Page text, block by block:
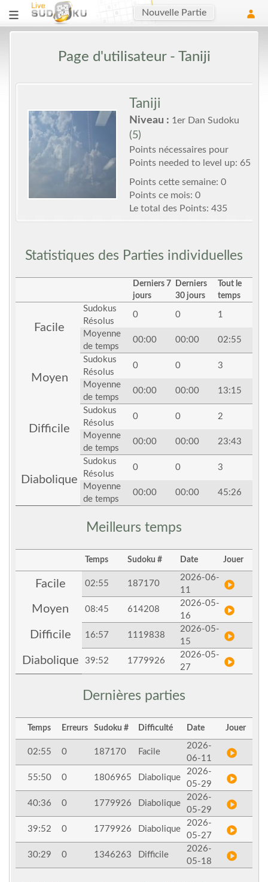
Nouvelle Partie
Page d'utilisateur - Taniji
Taniji
Niveau : 1er Dan Sudoku
(5)
Points nécessaires pour
Points needed to level up: 65
Points cette semaine: 0
Points ce mois: 0
Le total des Points: 435
Statistiques des Parties individuelles
Derniers 7
jours
Derniers
30 jours
Tout le
temps
Facile
Sudokus
Résolus
0 0 1
Moyenne
de temps
00:00 00:00 02:55
Moyen
Sudokus
Résolus
0 0 3
Moyenne
de temps
00:00 00:00 13:15
Difficile
Sudokus
Résolus
0 0 2
Moyenne
de temps
00:00 00:00 23:43
Diabolique
Sudokus
Résolus
0 0 3
Moyenne
de temps
00:00 00:00 45:26
Meilleurs temps
Temps Sudoku # Date Jouer
Facile 02:55 187170
2026-06-
11
Moyen 08:45 614208
2026-05-
16
Difficile 16:57 1119838
2026-05-
15
Diabolique 39:52 1779926
2026-05-
27
Dernières parties
Temps Erreurs Sudoku # Difficulté Date Jouer
02:55 0 187170 Facile
2026-
06-11
55:50 0 1806965 Diabolique
2026-
05-29
40:36 0 1779926 Diabolique
2026-
05-29
39:52 0 1779926 Diabolique
2026-
05-27
30:29 0 1346263 Difficile
2026-
05-18